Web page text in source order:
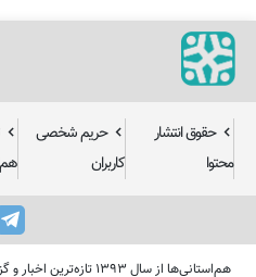
حقوق انتشار
محتوا
حریم شخصی
کاربران
هم‌استانی‌ها از سال ۱۳۹۳